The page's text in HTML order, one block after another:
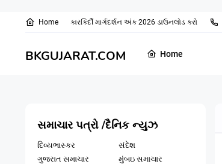
Home કારકિર્દી માર્ગદર્શન અંક 2026 ડાઉનલોડ કરો
BKGUJARAT.COM Home
સમાચાર પત્રો /દૈનિક ન્યુઝ
દિવ્યભાસ્કર
સંદેશ
ગુજરાત સમાચાર
મુંબઇ સમાચાર